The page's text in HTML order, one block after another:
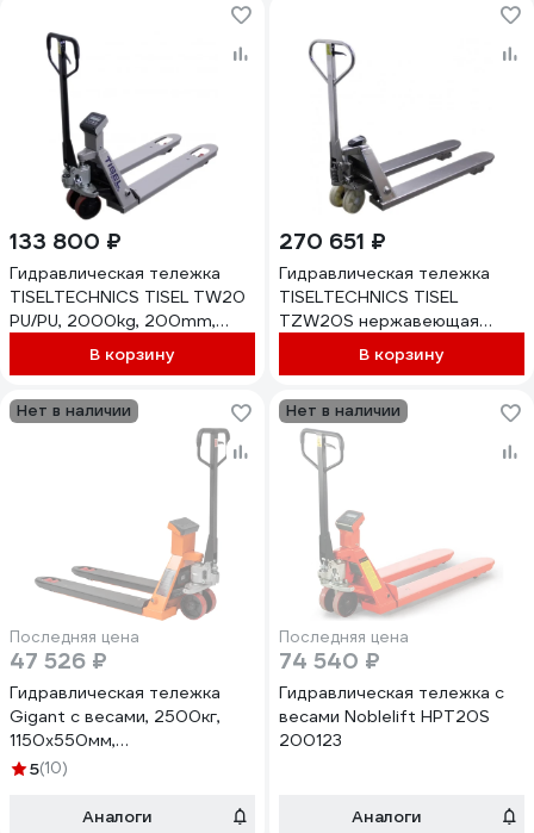
133 800 ₽
Гидравлическая тележка
TISELTECHNICS TISEL TW20
PU/PU, 2000kg, 200mm,
1150x555 mm
НФ-00000870
В корзину
270 651 ₽
Гидравлическая тележка
TISELTECHNICS TISEL
TZW20S нержавеющая
сталь PА/РА, 2000kg,
200mm-1150x542 mm
В корзину
Нет в наличии
Последняя цена
47 526 ₽
Гидравлическая тележка
Gigant с весами, 2500кг,
1150x550мм,
полиуретановые колеса
5(10)
Аналоги
Нет в наличии
Последняя цена
74 540 ₽
Гидравлическая тележка с
весами Noblelift HPT20S
200123
Аналоги